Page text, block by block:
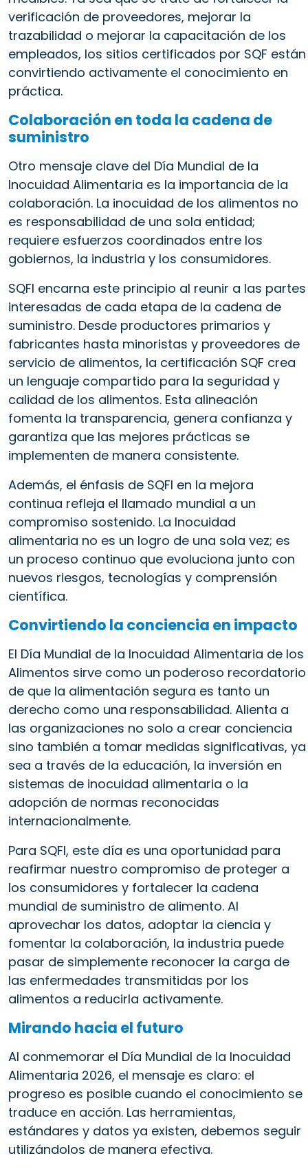
verificación de proveedores, mejorar la
trazabilidad o mejorar la capacitación de los
empleados, los sitios certificados por SQF están
convirtiendo activamente el conocimiento en
práctica.
Colaboración en toda la cadena de
suministro
Otro mensaje clave del Día Mundial de la
Inocuidad Alimentaria es la importancia de la
colaboración. La inocuidad de los alimentos no
es responsabilidad de una sola entidad;
requiere esfuerzos coordinados entre los
gobiernos, la industria y los consumidores.
SQFI encarna este principio al reunir a las partes
interesadas de cada etapa de la cadena de
suministro. Desde productores primarios y
fabricantes hasta minoristas y proveedores de
servicio de alimentos, la certificación SQF crea
un lenguaje compartido para la seguridad y
calidad de los alimentos. Esta alineación
fomenta la transparencia, genera confianza y
garantiza que las mejores prácticas se
implementen de manera consistente.
Además, el énfasis de SQFI en la mejora
continua refleja el llamado mundial a un
compromiso sostenido. La Inocuidad
alimentaria no es un logro de una sola vez; es
un proceso continuo que evoluciona junto con
nuevos riesgos, tecnologías y comprensión
científica.
Convirtiendo la conciencia en impacto
El Día Mundial de la Inocuidad Alimentaria de los
Alimentos sirve como un poderoso recordatorio
de que la alimentación segura es tanto un
derecho como una responsabilidad. Alienta a
las organizaciones no solo a crear conciencia
sino también a tomar medidas significativas, ya
sea a través de la educación, la inversión en
sistemas de inocuidad alimentaria o la
adopción de normas reconocidas
internacionalmente.
Para SQFI, este día es una oportunidad para
reafirmar nuestro compromiso de proteger a
los consumidores y fortalecer la cadena
mundial de suministro de alimento. Al
aprovechar los datos, adoptar la ciencia y
fomentar la colaboración, la industria puede
pasar de simplemente reconocer la carga de
las enfermedades transmitidas por los
alimentos a reducirla activamente.
Mirando hacia el futuro
Al conmemorar el Día Mundial de la Inocuidad
Alimentaria 2026, el mensaje es claro: el
progreso es posible cuando el conocimiento se
traduce en acción. Las herramientas,
estándares y datos ya existen, debemos seguir
utilizándolos de manera efectiva.